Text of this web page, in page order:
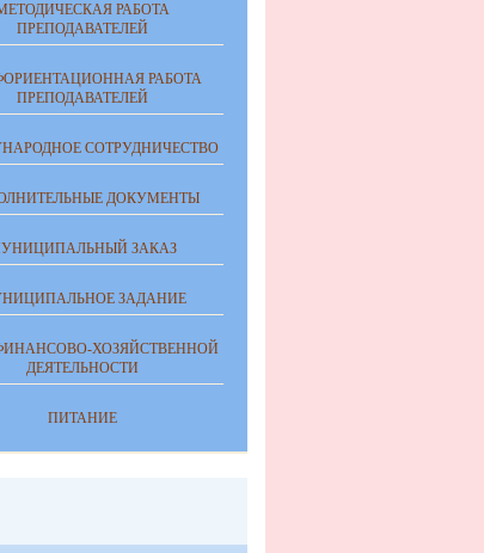
РАБОТА
ПРЕПОДАВАТЕЛЕЙ
РАБОТА
ПРЕПОДАВАТЕЛЕЙ
СОТРУДНИЧЕСТВО
ДОКУМЕНТЫ
ЗАКАЗ
ЗАДАНИЕ
ХОЗЯЙСТВЕННОЙ
ДЕЯТЕЛЬНОСТИ
ПИТАНИЕ